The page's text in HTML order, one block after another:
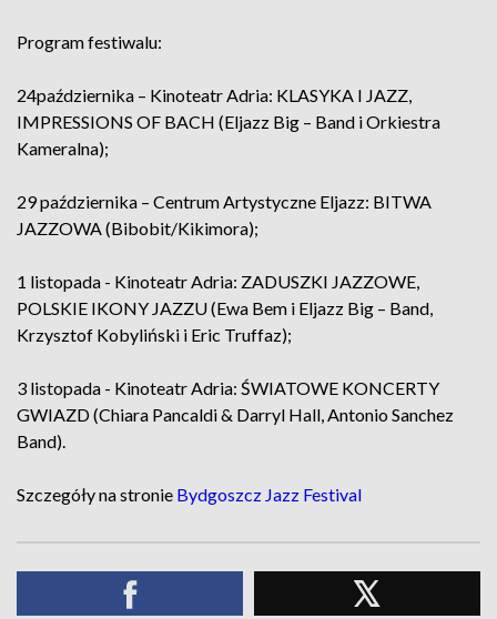
Program festiwalu:
24października – Kinoteatr Adria: KLASYKA I JAZZ,
IMPRESSIONS OF BACH (Eljazz Big – Band i Orkiestra
Kameralna);
29 października – Centrum Artystyczne Eljazz: BITWA
JAZZOWA (Bibobit/Kikimora);
1 listopada - Kinoteatr Adria: ZADUSZKI JAZZOWE,
POLSKIE IKONY JAZZU (Ewa Bem i Eljazz Big – Band,
Krzysztof Kobyliński i Eric Truffaz);
3 listopada - Kinoteatr Adria: ŚWIATOWE KONCERTY
GWIAZD (Chiara Pancaldi & Darryl Hall, Antonio Sanchez
Band).
Szczegóły na stronie Bydgoszcz Jazz Festival